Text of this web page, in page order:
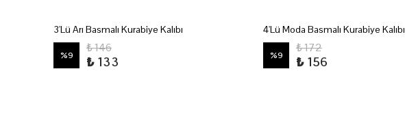
3'Lü Arı Basmalı Kurabiye Kalıbı
%9
₺ 146
₺ 133
4'Lü Moda Basmalı Kurabiye Kalıbı
%9
₺ 172
₺ 156